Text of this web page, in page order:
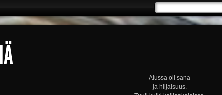
Alussa oli sana
ja hiljaisuus.